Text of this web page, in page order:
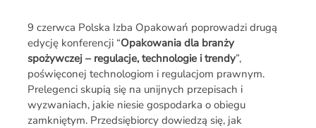
9 czerwca Polska Izba Opakowań poprowadzi drugą
edycję konferencji “Opakowania dla branży
spożywczej – regulacje, technologie i trendy”,
poświęconej technologiom i regulacjom prawnym.
Prelegenci skupią się na unijnych przepisach i
wyzwaniach, jakie niesie gospodarka o obiegu
zamkniętym. Przedsiębiorcy dowiedzą się, jak